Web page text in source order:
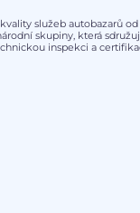
služeb autobazarů od
skupiny, která
inspekci a